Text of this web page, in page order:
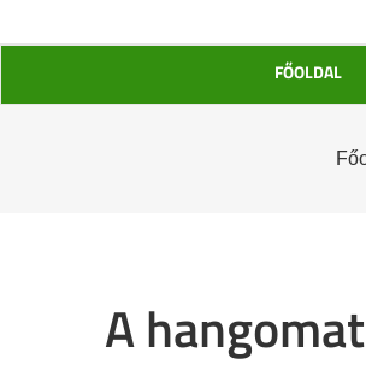
FŐOLDAL
A